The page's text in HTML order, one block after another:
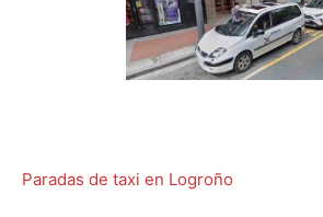
Paradas de taxi en Logroño